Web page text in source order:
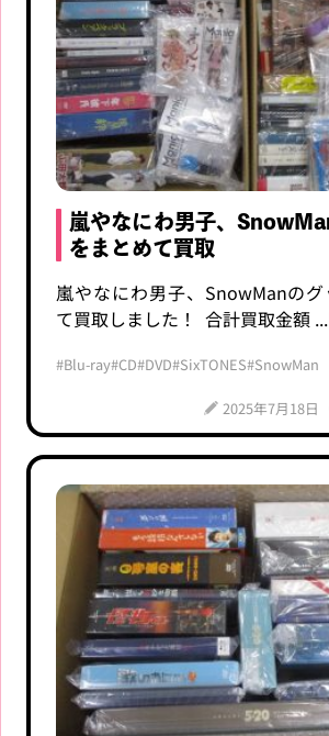
嵐やなにわ男子、
をまとめて買取
嵐やなにわ男子、SnowManの
て買取しました！ 合計買取金額 ...
#Blu-ray#CD#DVD#SixTONES#SnowMan
2025年7月18日